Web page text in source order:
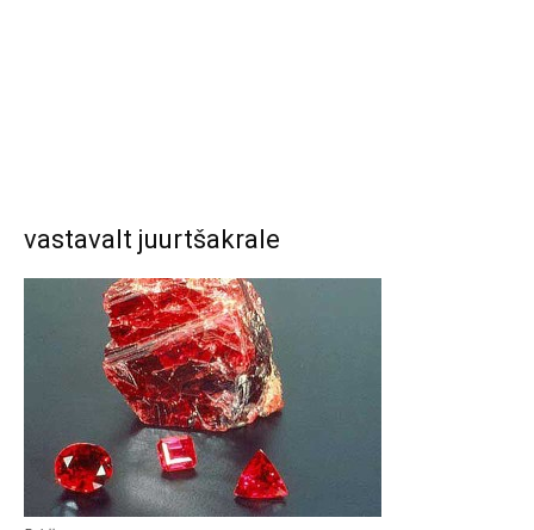
vastavalt juurtšakrale